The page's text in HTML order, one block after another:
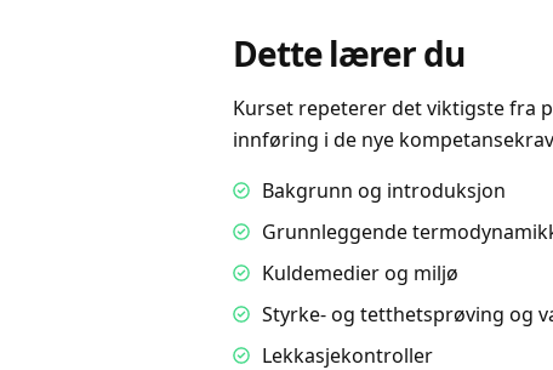
Dette lærer du
Kurset repeterer det viktigste fra
innføring i de nye
Bakgrunn og introduksjon
Grunnleggende
Kuldemedier og miljø
Styrke- og tetthetsprøving og
Lekkasjekontroller